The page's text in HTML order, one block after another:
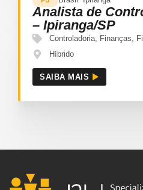
Analista de
– Ipiranga/SP
Controladoria Finanças
Híbrido
SAIBA MAIS